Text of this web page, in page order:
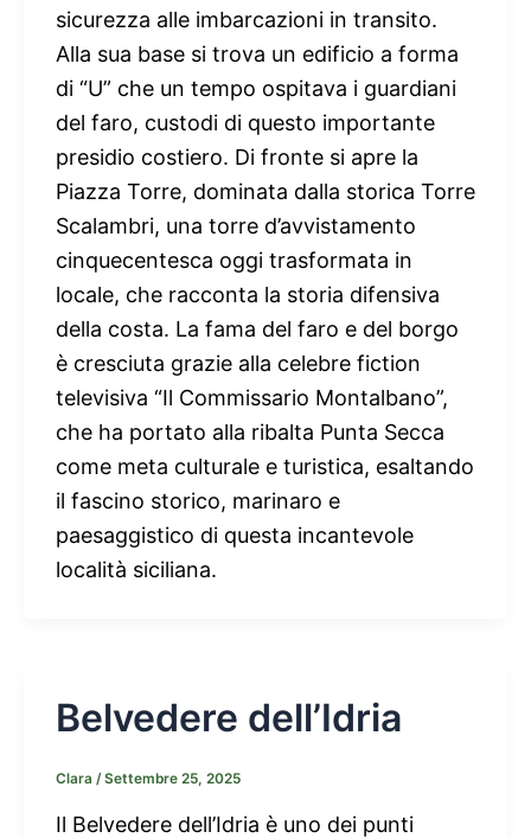
sicurezza alle imbarcazioni in transito.
Alla sua base si trova un edificio a forma
di “U” che un tempo ospitava i guardiani
del faro, custodi di questo importante
presidio costiero. Di fronte si apre la
Piazza Torre, dominata dalla storica Torre
Scalambri, una torre d’avvistamento
cinquecentesca oggi trasformata in
locale, che racconta la storia difensiva
della costa. La fama del faro e del borgo
è cresciuta grazie alla celebre fiction
televisiva “Il Commissario Montalbano”,
che ha portato alla ribalta Punta Secca
come meta culturale e turistica, esaltando
il fascino storico, marinaro e
paesaggistico di questa incantevole
località siciliana.
Belvedere dell’Idria
Clara /Settembre 25, 2025
Il Belvedere dell’Idria è uno dei punti